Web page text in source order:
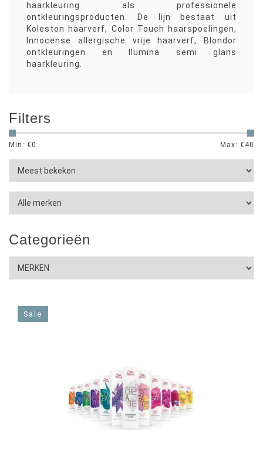
haarkleuring als professionele
ontkleuringsproducten. De lijn bestaat uit
Koleston haarverf, Color Touch haarspoelingen,
Innocense allergische vrije haarverf, Blondor
ontkleuringen en Ilumina semi glans
haarkleuring.
Filters
Min: €0 Max: €40
Categorieën
Sale